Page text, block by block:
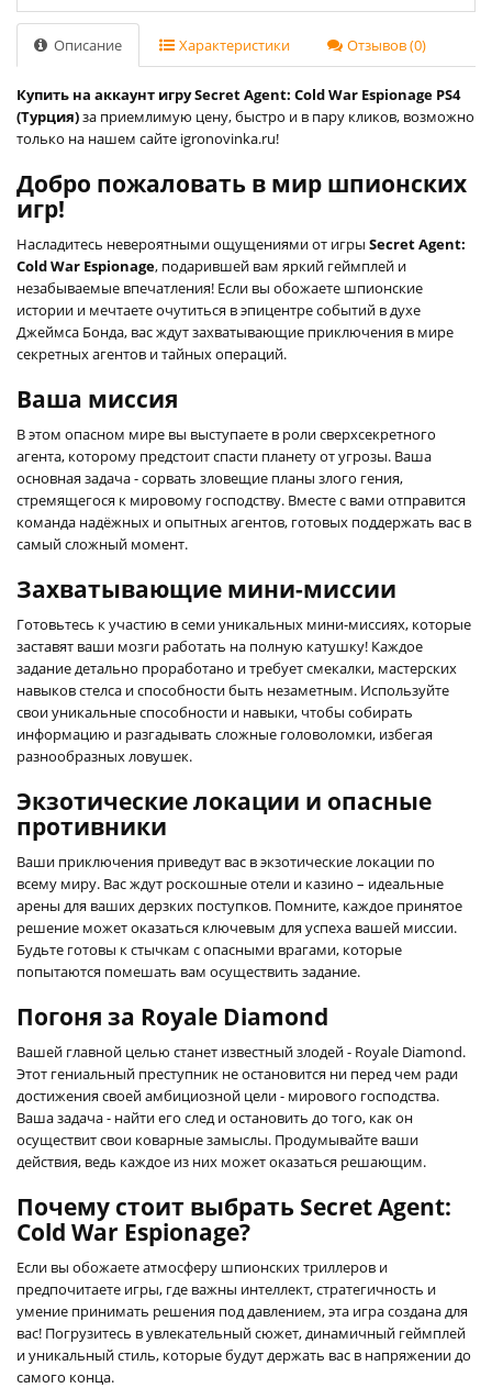
Описание Характеристики Отзывов (0)
Купить на аккаунт игру Secret Agent: Cold War Espionage PS4
(Турция)за приемлимую цену, быстро и в пару кликов, возможно
только на нашем сайте igronovinka.ru!
Добро пожаловать в мир шпионских
игр!
Насладитесь невероятными ощущениями от игры Secret Agent:
Cold War Espionage, подарившей вам яркий геймплей и
незабываемые впечатления! Если вы обожаете шпионские
истории и мечтаете очутиться в эпицентре событий в духе
Джеймса Бонда, вас ждут захватывающие приключения в мире
секретных агентов и тайных операций.
Ваша миссия
В этом опасном мире вы выступаете в роли сверхсекретного
агента, которому предстоит спасти планету от угрозы. Ваша
основная задача - сорвать зловещие планы злого гения,
стремящегося к мировому господству. Вместе с вами отправится
команда надёжных и опытных агентов, готовых поддержать вас в
самый сложный момент.
Захватывающие мини-миссии
Готовьтесь к участию в семи уникальных мини-миссиях, которые
заставят ваши мозги работать на полную катушку! Каждое
задание детально проработано и требует смекалки, мастерских
навыков стелса и способности быть незаметным. Используйте
свои уникальные способности и навыки, чтобы собирать
информацию и разгадывать сложные головоломки, избегая
разнообразных ловушек.
Экзотические локации и опасные
противники
Ваши приключения приведут вас в экзотические локации по
всему миру. Вас ждут роскошные отели и казино – идеальные
арены для ваших дерзких поступков. Помните, каждое принятое
решение может оказаться ключевым для успеха вашей миссии.
Будьте готовы к стычкам с опасными врагами, которые
попытаются помешать вам осуществить задание.
Погоня за Royale Diamond
Вашей главной целью станет известный злодей - Royale Diamond.
Этот гениальный преступник не остановится ни перед чем ради
достижения своей амбициозной цели - мирового господства.
Ваша задача - найти его след и остановить до того, как он
осуществит свои коварные замыслы. Продумывайте ваши
действия, ведь каждое из них может оказаться решающим.
Почему стоит выбрать Secret Agent:
Cold War Espionage?
Если вы обожаете атмосферу шпионских триллеров и
предпочитаете игры, где важны интеллект, стратегичность и
умение принимать решения под давлением, эта игра создана для
вас! Погрузитесь в увлекательный сюжет, динамичный геймплей
и уникальный стиль, которые будут держать вас в напряжении до
самого конца.